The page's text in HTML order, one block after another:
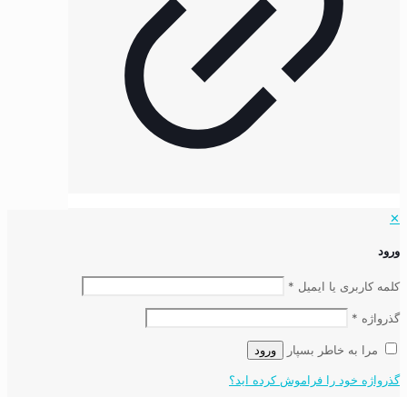
✕
ورود
کلمه کاربری یا ایمیل *
گذرواژه *
مرا به خاطر بسپار ورود
گذرواژه خود را فراموش کرده اید؟